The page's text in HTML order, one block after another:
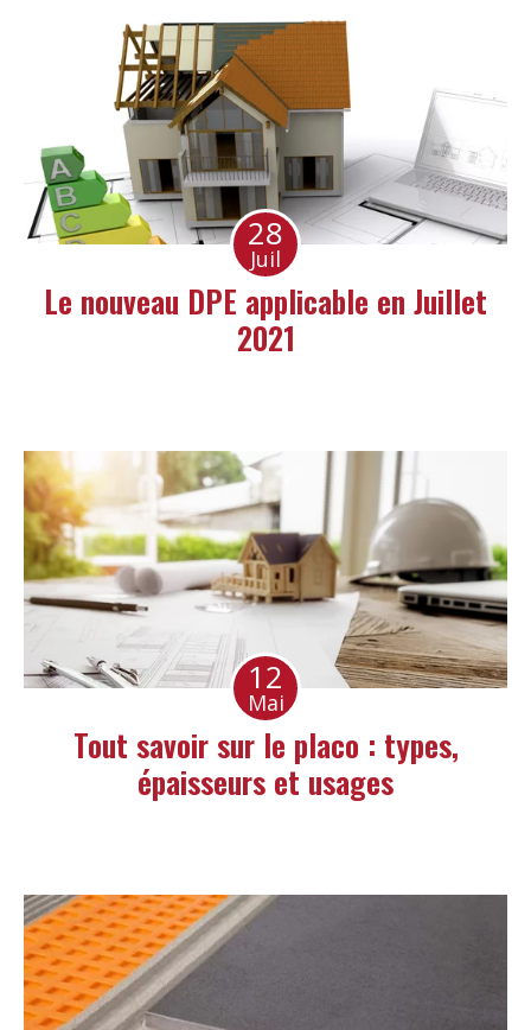
28
Juil
Le nouveau DPE applicable en Juillet
2021
12
Mai
Tout savoir sur le placo : types,
épaisseurs et usages